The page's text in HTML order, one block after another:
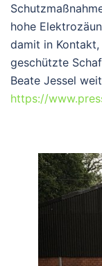
hohe
damit in
geschützte
Beate Jessel
https://